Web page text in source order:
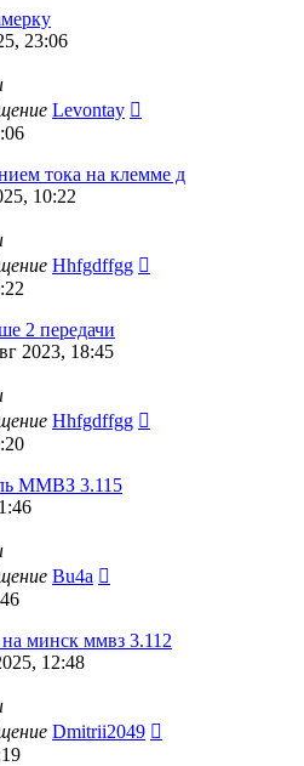
23:06
Levontay
тока на клемме д
10:22
Hhfgdffgg
2 передачи
2023, 18:45
Hhfgdffgg
ММВЗ 3.115
Bu4a
на минск ммвз 3.112
12:48
Dmitrii2049